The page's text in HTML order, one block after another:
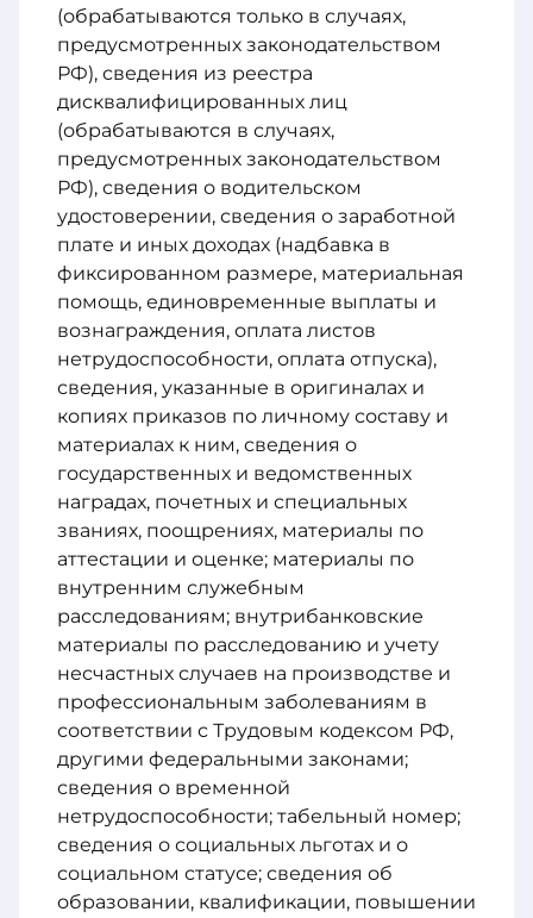
(обрабатываются только в случаях,
предусмотренных законодательством
РФ), сведения из реестра
дисквалифицированных лиц
(обрабатываются в случаях,
предусмотренных законодательством
РФ), сведения о водительском
удостоверении, сведения о заработной
плате и иных доходах (надбавка в
фиксированном размере, материальная
помощь, единовременные выплаты и
вознаграждения, оплата листов
нетрудоспособности, оплата отпуска),
сведения, указанные в оригиналах и
копиях приказов по личному составу и
материалах к ним, сведения о
государственных и ведомственных
наградах, почетных и специальных
званиях, поощрениях, материалы по
аттестации и оценке; материалы по
внутренним служебным
расследованиям; внутрибанковские
материалы по расследованию и учету
несчастных случаев на производстве и
профессиональным заболеваниям в
соответствии с Трудовым кодексом РФ,
другими федеральными законами;
сведения о временной
нетрудоспособности; табельный номер;
сведения о социальных льготах и о
социальном статусе; сведения об
образовании, квалификации, повышении